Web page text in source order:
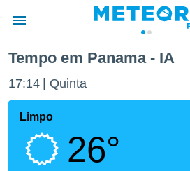
da
foi
fornecidas
Tempo em Panama - IA
17:14 Quinta
Limpo
26°